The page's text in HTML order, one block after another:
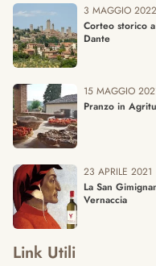
3 MAGGIO 2022
Corteo storico
Dante
15 MAGGIO
Pranzo in
23 APRILE 2021
La San
Vernaccia
Link Utili